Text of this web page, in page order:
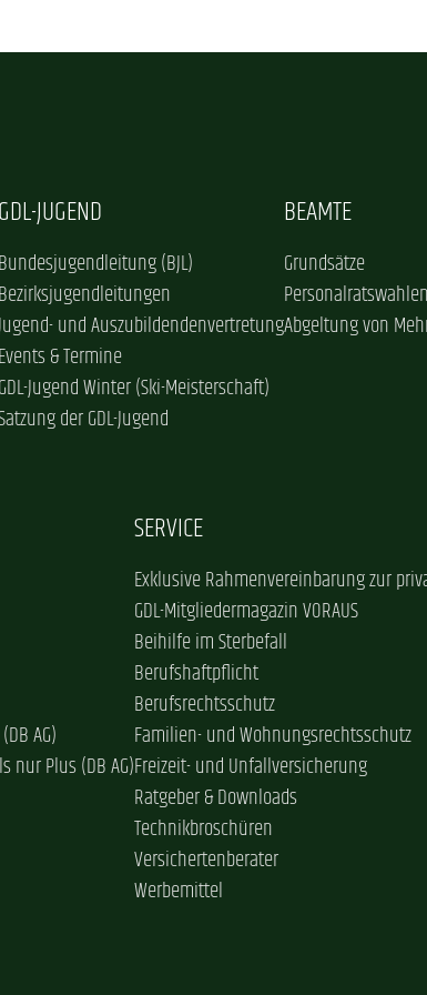
GDL-JUGEND
Bundesjugendleitung (BJL)
Bezirksjugendleitungen
und Auszubildendenvertretung
Events & Termine
GDL-Jugend Winter (Ski-Meisterschaft)
der GDL-Jugend
BEAMTE
Grundsätze
Abgeltung von
AG)
nur Plus (DB AG)
SERVICE
Exklusive Rahmenvereinbarung zur
GDL-Mitgliedermagazin VORAUS
Beihilfe im Sterbefall
Berufshaftpflicht
Berufsrechtsschutz
Familien- und Wohnungsrechtsschutz
Freizeit- und Unfallversicherung
Ratgeber & Downloads
Technikbroschüren
Versichertenberater
Werbemittel